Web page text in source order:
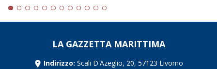
LA GAZZETTA MARITTIMA
Indirizzo: Scali D'Azeglio, 20, 57123 Livorno